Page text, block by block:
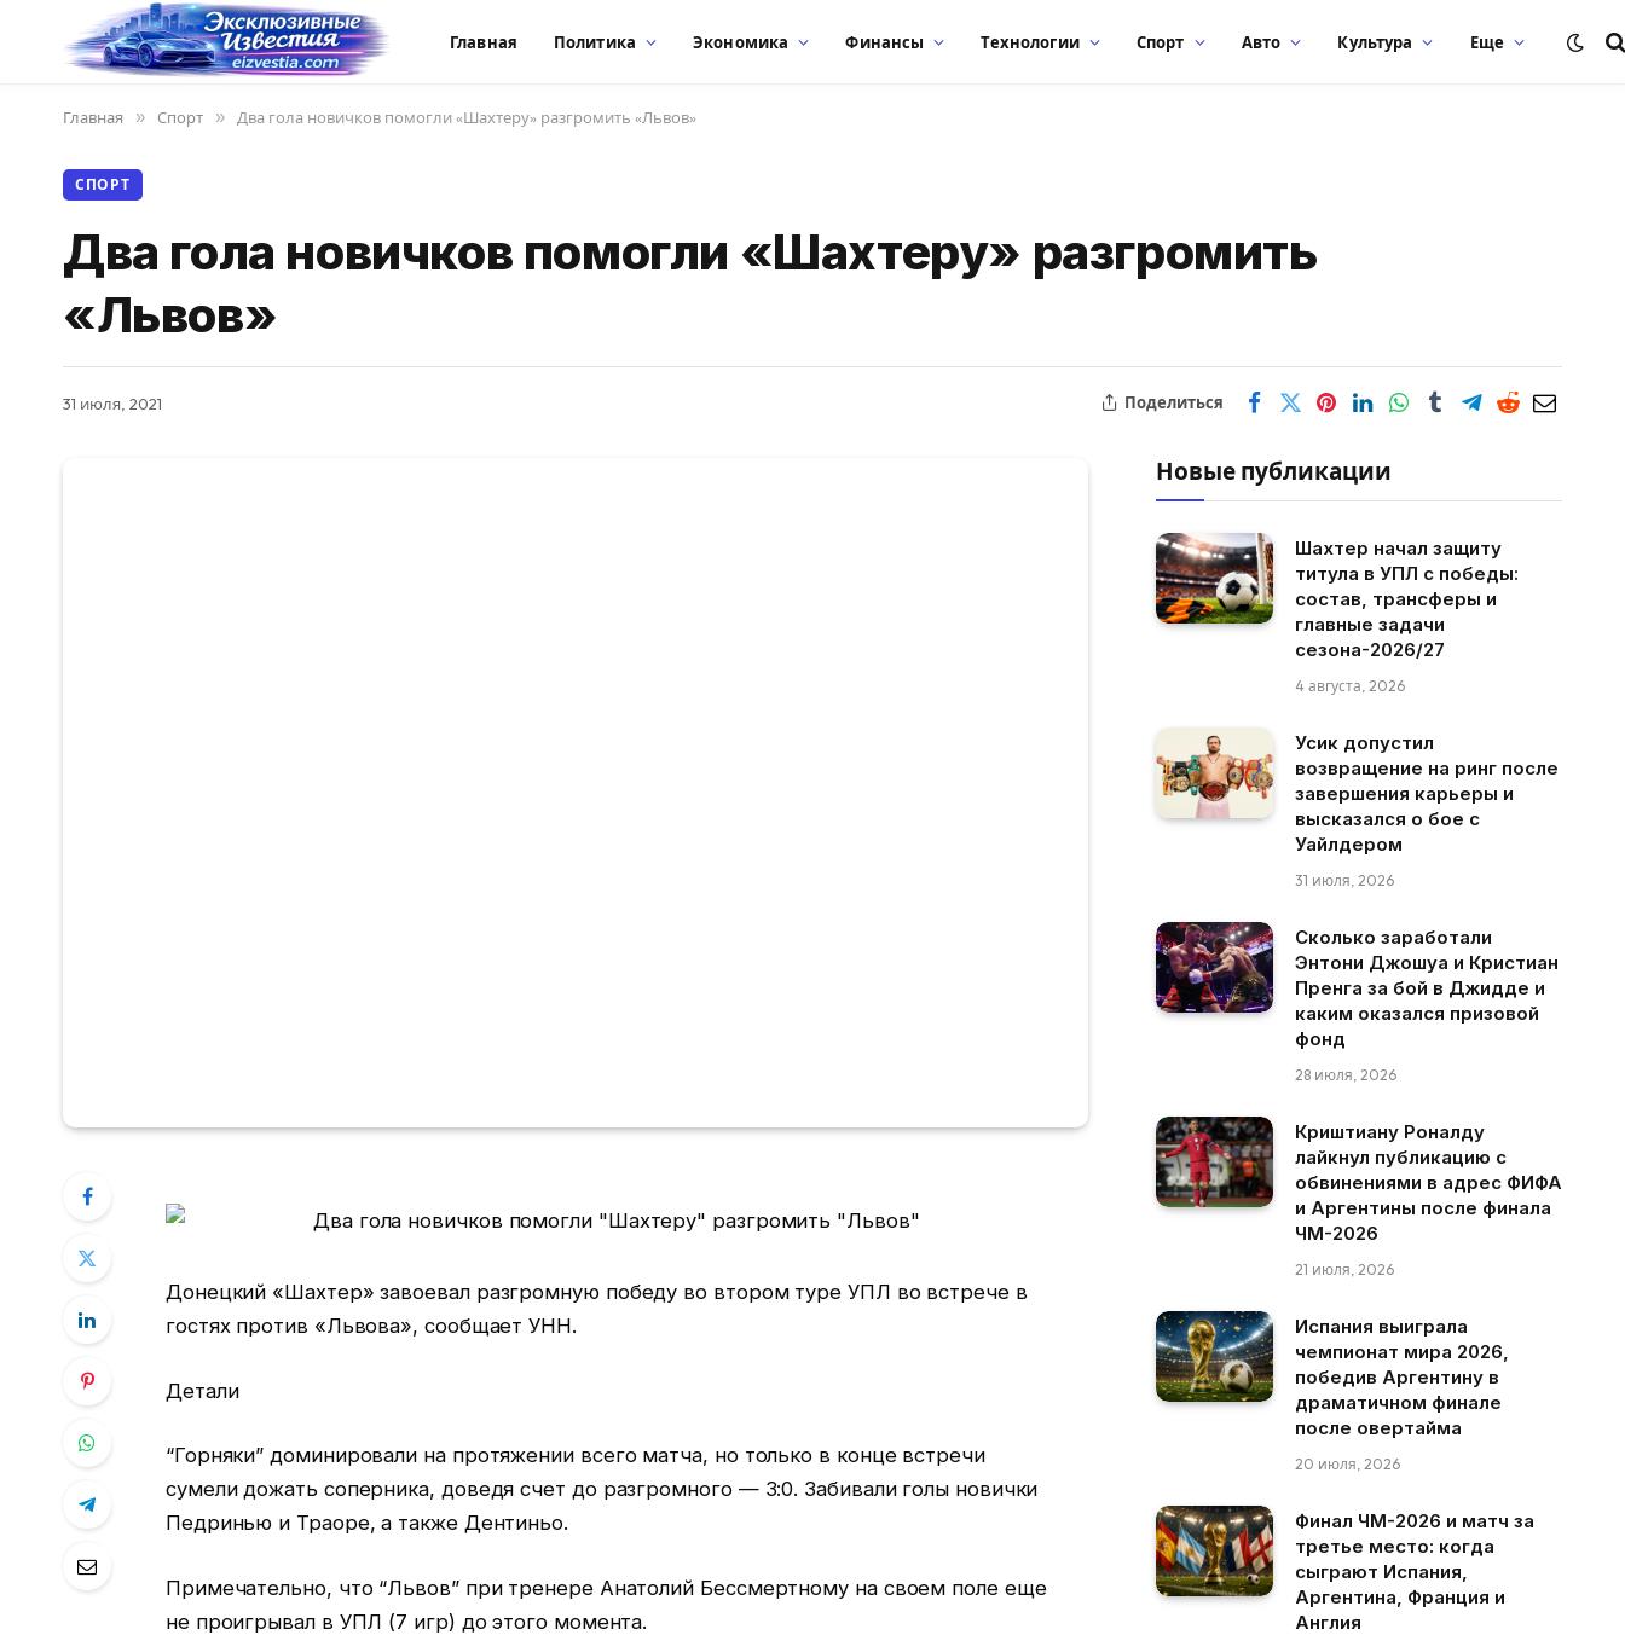
Главная Политика Экономика Финансы Технологии Спорт Авто Культура Еще
Главная » Спорт » Два гола новичков помогли «Шахтеру» разгромить «Львов»
СПОРТ
Два гола новичков помогли «Шахтеру» разгромить
«Львов»
31 июля, 2021 Поделиться
Донецкий «Шахтер» завоевал разгромную победу во втором туре УПЛ во встрече в
гостях против «Львова», сообщает УНН.
Детали
“Горняки” доминировали на протяжении всего матча, но только в конце встречи
сумели дожать соперника, доведя счет до разгромного — 3:0. Забивали голы новички
Педринью и Траоре, а также Дентиньо.
Примечательно, что “Львов” при тренере Анатолий Бессмертному на своем поле еще
не проигрывал в УПЛ (7 игр) до этого момента.
Новые публикации
Шахтер начал защиту
титула в УПЛ с победы:
состав, трансферы и
главные задачи
сезона-2026/27
4 августа, 2026
Усик допустил
возвращение на ринг после
завершения карьеры и
высказался о бое с
Уайлдером
31 июля, 2026
Сколько заработали
Энтони Джошуа и Кристиан
Пренга за бой в Джидде и
каким оказался призовой
фонд
28 июля, 2026
Криштиану Роналду
лайкнул публикацию с
обвинениями в адрес ФИФА
и Аргентины после финала
ЧМ-2026
21 июля, 2026
Испания выиграла
чемпионат мира 2026,
победив Аргентину в
драматичном финале
после овертайма
20 июля, 2026
Финал ЧМ-2026 и матч за
третье место: когда
сыграют Испания,
Аргентина, Франция и
Англия